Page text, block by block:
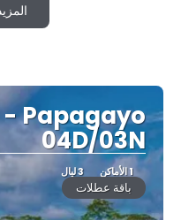
Papagayo
04D/03N
1 الأماكن 3 ليال
باقة عطلات